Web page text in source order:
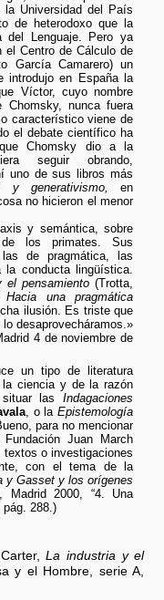
Universidad del País
de heterodoxo que la
del Lenguaje. Pero ya
el Centro de Cálculo de
García Camarero) un
introdujo en España la
Víctor, cuyo nombre
nunca fuera
característico viene de
el debate científico ha
Chomsky dio a la
seguir obrando,
uno de sus libros más
y generativismo,
en
no hicieron el menor
y semántica, sobre
los primates. Sus
de pragmática, las
conducta lingüística.
el pensamiento (Trotta,
Hacia una pragmática
ilusión. Es triste que
desaprovecháramos.»
4 de noviembre de
un tipo de literatura
la ciencia y de la razón
situar lasIndagaciones
, o laEpistemología
para no mencionar
Juan March
textos o investigaciones
con el tema de la
y Gasset y los orígenes
Madrid 2000, “4. Una
pág. 288.)
Carter,La industria y el
y el Hombre, serie A,